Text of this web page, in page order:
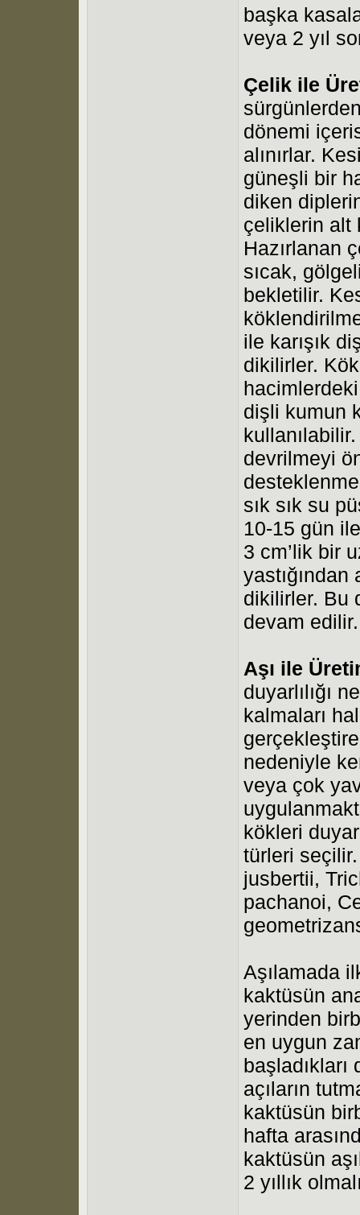
başka
veya 2 yıl
Çelik ile
dönemi
alınırlar.
güneşli bir
diken
çeliklerin alt
Hazırlanan
sıcak,
bekletilir.
ile karışık
dikilirler.
dişli kumun
devrilmeyi
sık sık su
10-15 gün
3 cm’lik bir
dikilirler. Bu
devam edilir.
Aşı ile
duyarlılığı
kalmaları
nedeniyle
veya çok
kökleri
türleri
jusbertii,
pachanoi,
Aşılamada
kaktüsün
yerinden
en uygun
başladıkları
açıların
kaktüsün
hafta
kaktüsün
2 yıllık